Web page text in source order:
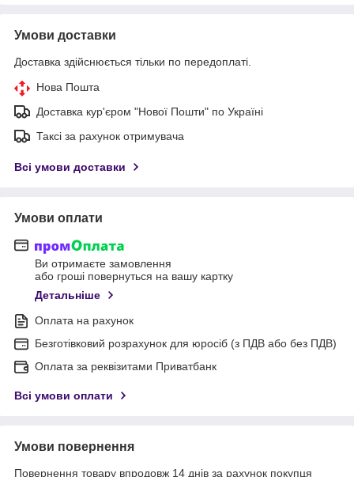
Умови доставки
Доставка здійснюється тільки по передоплаті.
Нова Пошта
Доставка кур'єром "Нової Пошти" по Україні
Таксі за рахунок отримувача
Всі умови доставки
Умови оплати
Ви отримаєте замовлення
або гроші повернуться на вашу картку
Детальніше
Оплата на рахунок
Безготівковий розрахунок для юросіб (з ПДВ або без ПДВ)
Оплата за реквізитами Приватбанк
Всі умови оплати
Умови повернення
Повернення товару впродовж 14 днів за рахунок покупця